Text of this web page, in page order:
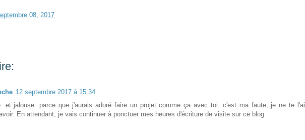
08, 2017
12 septembre 2017 à 15:34
et jalouse. parce que j'aurais adoré faire un projet comme ça avec toi. c'est ma faute, je ne te l'ai
En attendant, je vais continuer à ponctuer mes heures d'écriture de visite sur ce blog.